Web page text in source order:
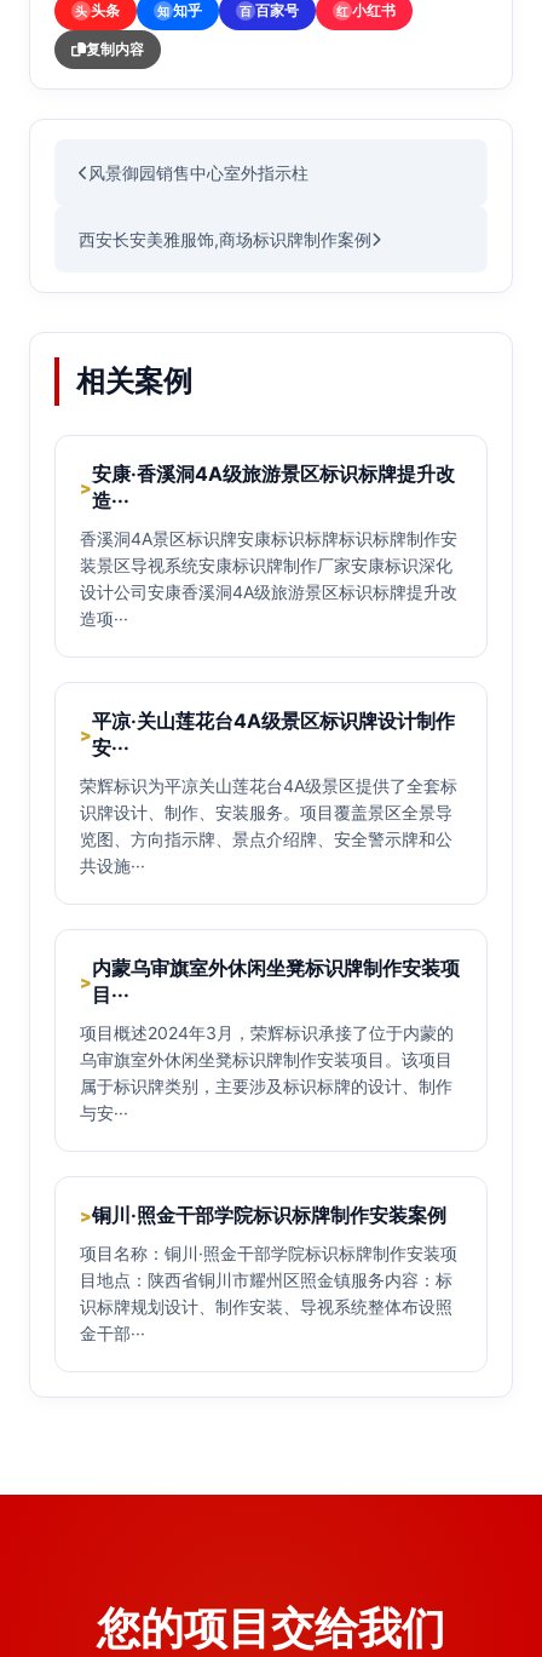
头 头条 知 知乎 百 百家号 红 小红书
复制内容
风景御园销售中心室外指示柱
西安长安美雅服饰,商场标识牌制作案例
相关案例
>
安康·香溪洞4A级旅游景区标识标牌提升改
造···
香溪洞4A景区标识牌安康标识标牌标识标牌制作安
装景区导视系统安康标识牌制作厂家安康标识深化
设计公司安康香溪洞4A级旅游景区标识标牌提升改
造项···
>
平凉·关山莲花台4A级景区标识牌设计制作
安···
荣辉标识为平凉关山莲花台4A级景区提供了全套标
识牌设计、制作、安装服务。项目覆盖景区全景导
览图、方向指示牌、景点介绍牌、安全警示牌和公
共设施···
>
内蒙乌审旗室外休闲坐凳标识牌制作安装项
目···
项目概述2024年3月，荣辉标识承接了位于内蒙的
乌审旗室外休闲坐凳标识牌制作安装项目。该项目
属于标识牌类别，主要涉及标识标牌的设计、制作
与安···
>铜川·照金干部学院标识标牌制作安装案例
项目名称：铜川·照金干部学院标识标牌制作安装项
目地点：陕西省铜川市耀州区照金镇服务内容：标
识标牌规划设计、制作安装、导视系统整体布设照
金干部···
您的项目交给我们